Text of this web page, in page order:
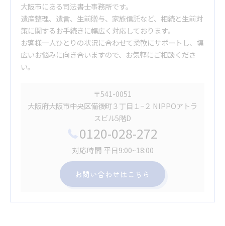
大阪市にある司法書士事務所です。
遺産整理、遺言、生前贈与、家族信託など、相続と生前対
策に関するお手続きに幅広く対応しております。
お客様一人ひとりの状況に合わせて柔軟にサポートし、幅
広いお悩みに向き合いますので、お気軽にご相談くださ
い。
〒541-0051
大阪府大阪市中央区備後町３丁目１−２ NIPPOアトラ
スビル5階D
0120-028-272
対応時間 平日9:00~18:00
お問い合わせはこちら